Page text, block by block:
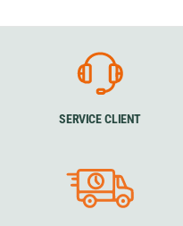
SERVICE CLIENT